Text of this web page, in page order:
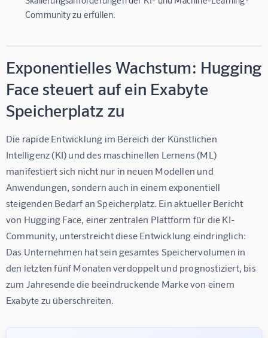
Community zu erfüllen.
Exponentielles Wachstum: Hugging
Face steuert auf ein Exabyte
Speicherplatz zu
Die rapide Entwicklung im Bereich der Künstlichen
Intelligenz (KI) und des maschinellen Lernens (ML)
manifestiert sich nicht nur in neuen Modellen und
Anwendungen, sondern auch in einem exponentiell
steigenden Bedarf an Speicherplatz. Ein aktueller Bericht
von Hugging Face, einer zentralen Plattform für die KI-
Community, unterstreicht diese Entwicklung eindringlich:
Das Unternehmen hat sein gesamtes Speichervolumen in
den letzten fünf Monaten verdoppelt und prognostiziert, bis
zum Jahresende die beeindruckende Marke von einem
Exabyte zu überschreiten.